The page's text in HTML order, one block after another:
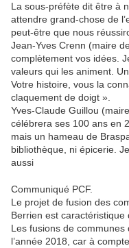
La sous-préfète dit être à
attendre grand-chose de
peut-être que nous
Jean-Yves Crenn (maire
complètement vos idées.
valeurs qui les animent.
Votre histoire, vous la
claquement de doigt ».
Yves-Claude Guillou
célébrera ses 100 ans en
mais un hameau de
bibliothèque, ni épicerie.
aussi
Communiqué PCF.
Le projet de fusion des
Berrien est caractéristique
Les fusions de
l’année 2018, car à